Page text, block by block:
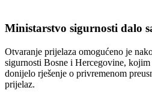
Ministarstvo sigurnosti dalo
Otvaranje prijelaza omogućeno je
sigurnosti Bosne i Hercegovine,
donijelo rješenje o privremenom
prijelaz.